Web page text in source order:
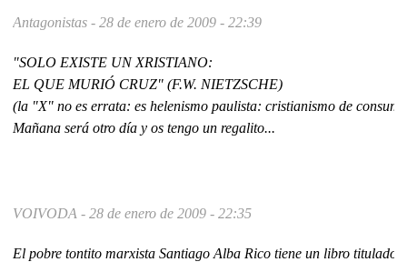
Antagonistas - 28 de enero de 2009 - 22:39
"SOLO EXISTE UN XRISTIANO:
EL QUE MURIÓ CRUZ" (F.W. NIETZSCHE)
(la "X" no es errata: es helenismo paulista: cristianismo de
Mañana será otro día y os tengo un regalito...
VOIVODA - 28 de enero de 2009 - 22:35
El pobre tontito marxista Santiago Alba Rico tiene un libro titulado